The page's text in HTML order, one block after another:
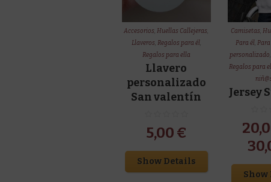
Accesorios,Huellas Callejeras,
Llaveros, Regalos para él,
Regalos para ella
Llavero
personalizado
San valentín
5,00 €
Show Details
Camisetas,
Para él,
personalizado,
Regalos para
Jersey
Show